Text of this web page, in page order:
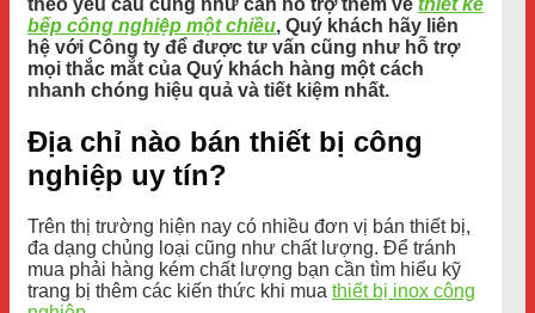
theo yêu cầu cũng như cần hỗ trợ thêm về thiết kế
bếp công nghiệp một chiều, Quý khách hãy liên
hệ với Công ty để được tư vấn cũng như hỗ trợ
mọi thắc mắt của Quý khách hàng một cách
nhanh chóng hiệu quả và tiết kiệm nhất.
Địa chỉ nào bán thiết bị công
nghiệp uy tín?
Trên thị trường hiện nay có nhiều đơn vị bán thiết bị,
đa dạng chủng loại cũng như chất lượng. Để tránh
mua phải hàng kém chất lượng bạn cần tìm hiểu kỹ
trang bị thêm các kiến thức khi mua thiết bị inox công